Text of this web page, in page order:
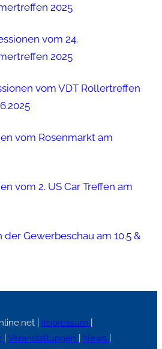
2025
vom 24.
2025
vom VDT Rollertreffen
vom Rosenmarkt am
vom 2. US Car Treffen am
Gewerbeschau am 10.5 &
| Impressum
Veranstaltungen News